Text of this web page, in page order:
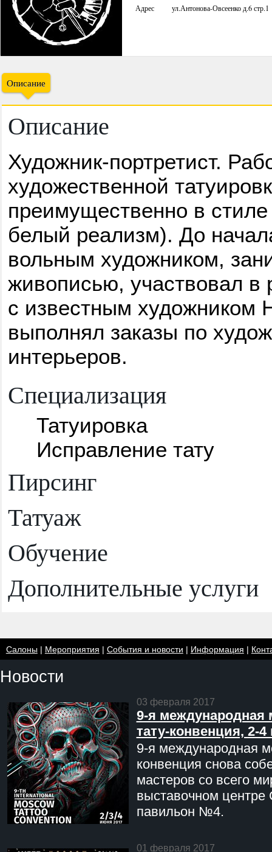
Адрес
ул.Антонова-Овсеенко д.6 стр.1
Описание
Описание
Художник-портретист.
художественной
преимущественно в
белый реализм). До
вольным художником,
живописью, участвовал в
с известным
выполнял заказы по
интерьеров.
Специализация
Татуировка
Исправление тату
Пирсинг
Татуаж
Обучение
Дополнительные услуги
Салоны| Мероприятия | События и новости | Информация |
Новости
03 февраля 2017
9-я международная
тату-конвенция, 2-
9-я международная
конвенция снова
мастеров со всего
выставочном центре
павильон №4.
01 февраля 2017